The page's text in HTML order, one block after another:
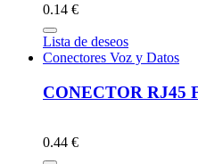
0.14 €
Lista de deseos
Conectores Voz y Datos
CONECTOR RJ45
0.44 €